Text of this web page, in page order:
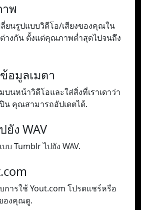
พ
ยนรูปแบบวิดีโอ/เสียงของคุณใน
งกัน ตั้งแต่คุณภาพต่ำสุดไปจนถึง
อมูลเมตา
นหน้าวิดีโอและใส่สิ่งที่เราเดาว่า
น คุณสามารถอัปเดตได้.
ยัง WAV
บ Tumblr ไปยัง WAV.
ารใช้ Yout.com โปรดแชร์หรือ
องคุณดู.